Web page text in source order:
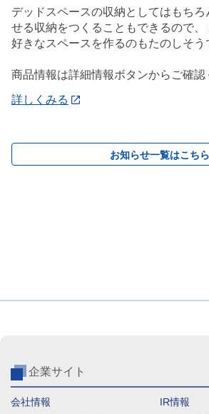
デッドスペースの収納としてはもち
せる収納をつくることもできるので、
好きなスペースを作るのもたのしそう
商品情報は詳細情報ボタンからご確認
詳しくみる
お知らせ一覧はこちら
企業サイト
会社情報 IR情報